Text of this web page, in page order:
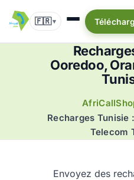
🇫🇷▾
Ooredoo,
Recharges Tunisie
Telecom
Envoyez des